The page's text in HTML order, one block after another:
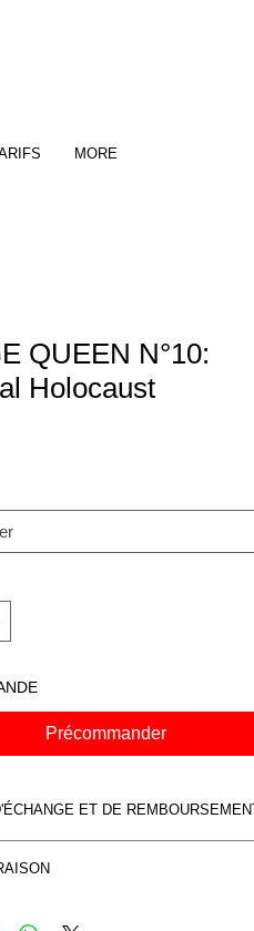
MORE
QUEEN N°10:
Holocaust
Précommander
ET DE